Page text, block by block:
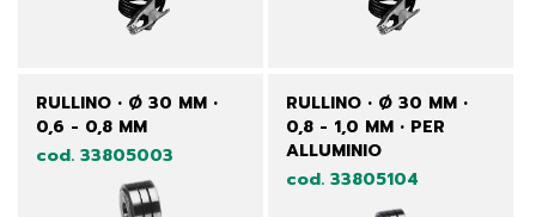
RULLINO • Ø 30 MM •
0,6 - 0,8 MM
cod. 33805003
RULLINO • Ø 30 MM •
0,8 - 1,0 MM • PER
ALLUMINIO
cod. 33805104